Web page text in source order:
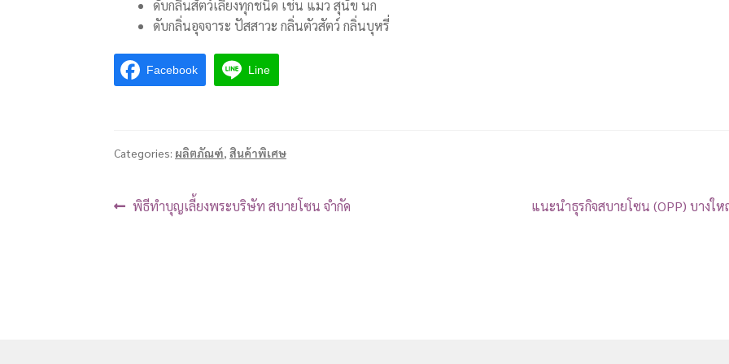
ดับกลิ่นสัตว์เลี้ยงทุกชนิด เช่น แมว สุนัข นก
ดับกลิ่นอุจจาระ ปัสสาวะ กลิ่นตัวสัตว์ กลิ่นบุหรี่
Facebook Line
Categories: ผลิตภัณฑ์,สินค้าพิเศษ
พิธีทำบุญเลี้ยงพระบริษัท สบายโซน จำกัด แนะนำธุรกิจสบายโซน (OPP) บางใ